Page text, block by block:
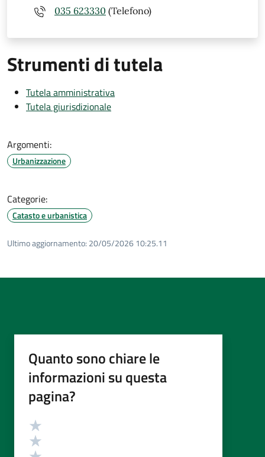
035 623330 (Telefono)
Strumenti di tutela
Tutela amministrativa
Tutela giurisdizionale
Argomenti:
Urbanizzazione
Categorie:
Catasto e urbanistica
Ultimo aggiornamento: 20/05/2026 10:25.11
Quanto sono chiare le
informazioni su questa
pagina?
Valutazione